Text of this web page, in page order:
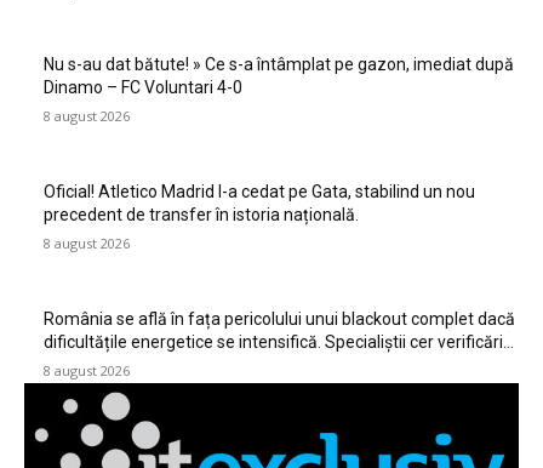
Nu s-au dat bătute! » Ce s-a întâmplat pe gazon, imediat după
Dinamo – FC Voluntari 4-0
8 august 2026
Oficial! Atletico Madrid l-a cedat pe Gata, stabilind un nou
precedent de transfer în istoria națională.
8 august 2026
România se află în fața pericolului unui blackout complet dacă
dificultățile energetice se intensifică. Specialiștii cer verificări…
8 august 2026